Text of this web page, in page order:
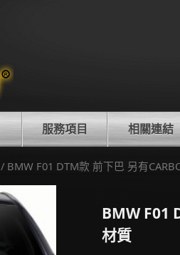
服務項目 相關連結
/ BMW F01 DTM款 前下巴 另有
BMW F01
材質